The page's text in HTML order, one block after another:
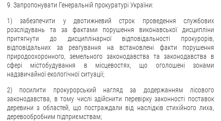
9. Запропонувати Генеральній прокуратурі України:
1) забезпечити у двотижневий строк проведення службових
розслідувань та за фактами порушення виконавської дисципліни
притягнути до дисциплінарної відповідальності прокурорів,
відповідальних за реагування на встановлені факти порушення
природоохоронного, земельного законодавства та законодавства в
сфері містобудування в місцевостях, що оголошені зонами
надзвичайної екологічної ситуації;
2) посилити прокурорський нагляд за додержанням лісового
законодавства, в тому числі здійснити перевірку законності поставок
деревини з областей, що постраждали від наслідків стихійного лиха,
деревообробним підприємствам;